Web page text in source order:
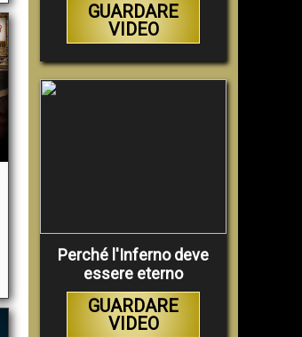
GUARDARE
VIDEO
Perché l'Inferno deve
essere eterno
GUARDARE
VIDEO